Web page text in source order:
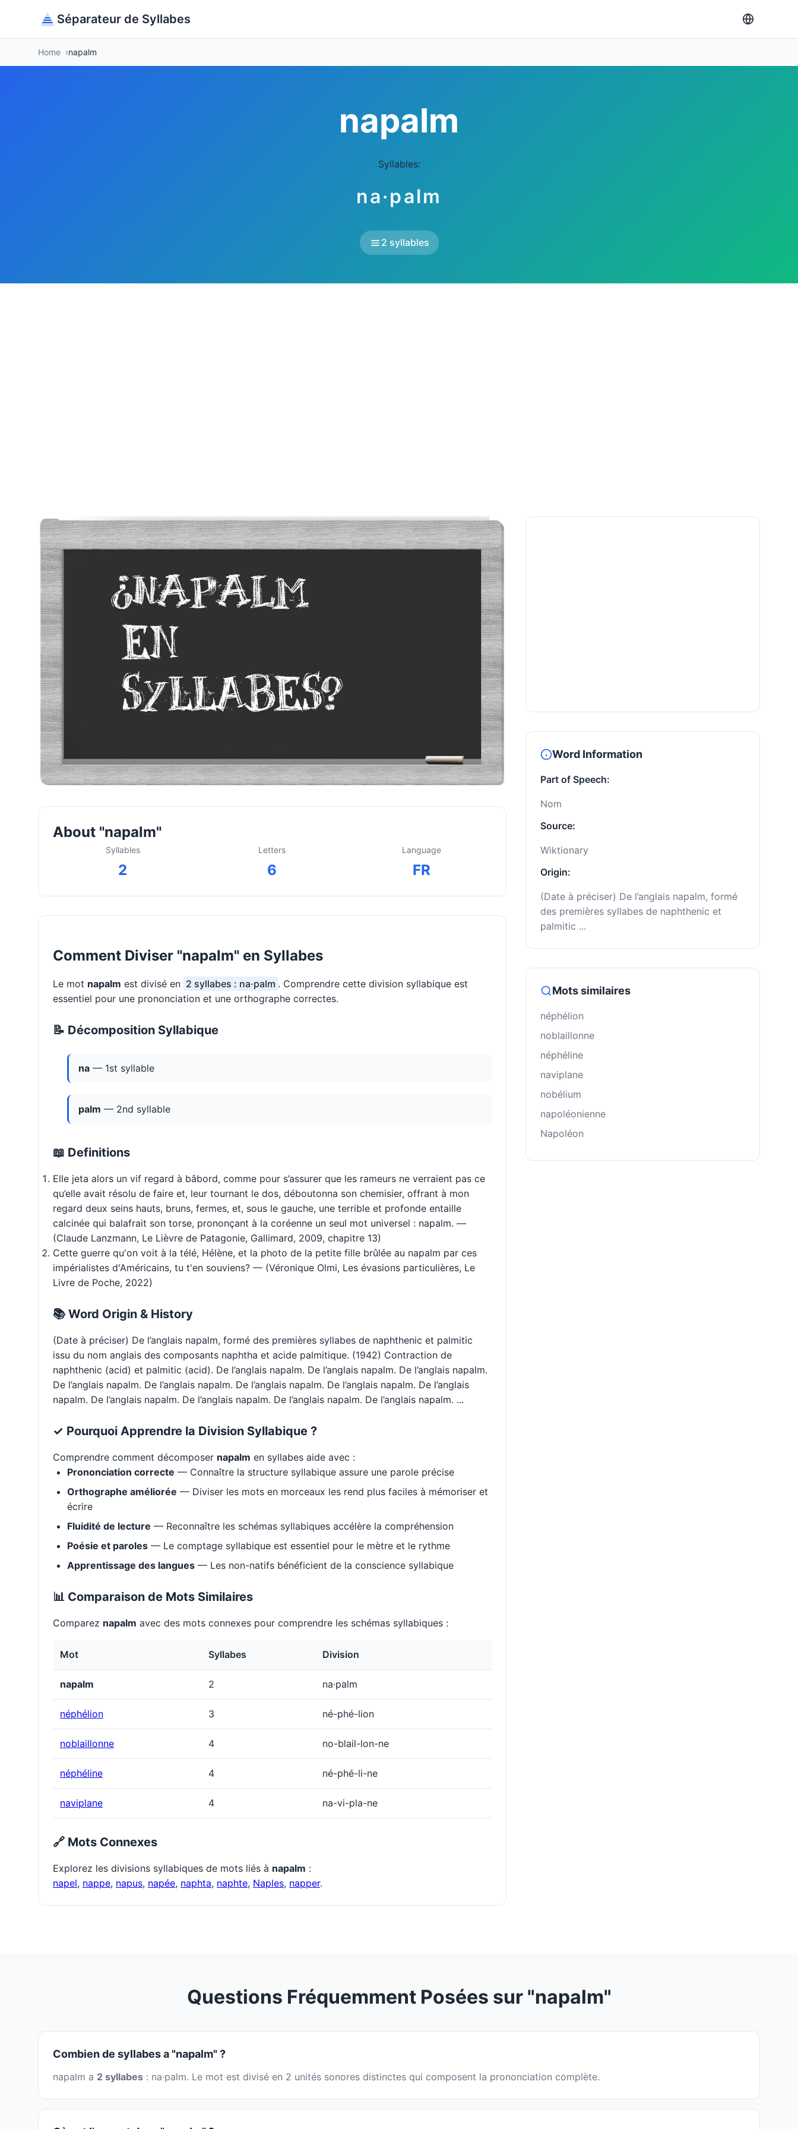
Séparateur de Syllabes
Home napalm
napalm
Syllables:
na·palm
2 syllables
About "napalm"
Syllables
2
Letters
6
Language
FR
Comment Diviser "napalm" en Syllabes
Le mot napalm est divisé en 2 syllabes : na·palm . Comprendre cette division syllabique est
essentiel pour une prononciation et une orthographe correctes.
📝 Décomposition Syllabique
na — 1st syllable
palm — 2nd syllable
📖 Definitions
Elle jeta alors un vif regard à bâbord, comme pour s’assurer que les rameurs ne verraient pas ce
qu’elle avait résolu de faire et, leur tournant le dos, déboutonna son chemisier, offrant à mon
regard deux seins hauts, bruns, fermes, et, sous le gauche, une terrible et profonde entaille
calcinée qui balafrait son torse, prononçant à la coréenne un seul mot universel : napalm. —
(Claude Lanzmann, Le Lièvre de Patagonie, Gallimard, 2009, chapitre 13)
Cette guerre qu'on voit à la télé, Hélène, et la photo de la petite fille brûlée au napalm par ces
impérialistes d'Américains, tu t'en souviens? — (Véronique Olmi, Les évasions particulières, Le
Livre de Poche, 2022)
📚 Word Origin & History
(Date à préciser) De l’anglais napalm, formé des premières syllabes de naphthenic et palmitic
issu du nom anglais des composants naphtha et acide palmitique. (1942) Contraction de
naphthenic (acid) et palmitic (acid). De l’anglais napalm. De l’anglais napalm. De l’anglais napalm.
De l’anglais napalm. De l’anglais napalm. De l’anglais napalm. De l’anglais napalm. De l’anglais
napalm. De l’anglais napalm. De l’anglais napalm. De l’anglais napalm. De l’anglais napalm. ...
✓ Pourquoi Apprendre la Division Syllabique ?
Comprendre comment décomposer napalm en syllabes aide avec :
Prononciation correcte — Connaître la structure syllabique assure une parole précise
Orthographe améliorée — Diviser les mots en morceaux les rend plus faciles à mémoriser et
écrire
Fluidité de lecture — Reconnaître les schémas syllabiques accélère la compréhension
Poésie et paroles — Le comptage syllabique est essentiel pour le mètre et le rythme
Apprentissage des langues — Les non-natifs bénéficient de la conscience syllabique
📊 Comparaison de Mots Similaires
Comparez napalm avec des mots connexes pour comprendre les schémas syllabiques :
Mot Syllabes Division
napalm 2 na·palm
néphélion 3 né-phé-lion
noblaillonne 4 no-blail-lon-ne
néphéline 4 né-phé-li-ne
naviplane 4 na-vi-pla-ne
🔗 Mots Connexes
Explorez les divisions syllabiques de mots liés à napalm :
napel, nappe, napus, napée, naphta, naphte, Naples, napper.
Word Information
Part of Speech:
Nom
Source:
Wiktionary
Origin:
(Date à préciser) De l’anglais napalm, formé
des premières syllabes de naphthenic et
palmitic ...
Mots similaires
néphélion
noblaillonne
néphéline
naviplane
nobélium
napoléonienne
Napoléon
Questions Fréquemment Posées sur "napalm"
Combien de syllabes a "napalm" ?
napalm a 2 syllabes : na·palm. Le mot est divisé en 2 unités sonores distinctes qui composent la prononciation complète.